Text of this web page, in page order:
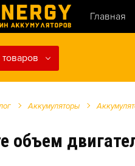
Главная
товаров
Аккумуляторы
объем